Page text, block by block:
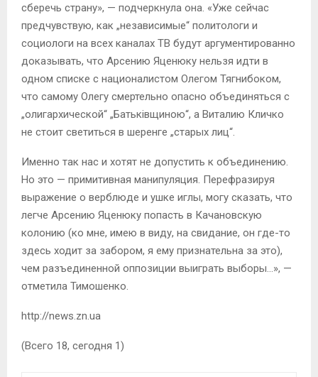
сберечь страну», — подчеркнула она. «Уже сейчас
предчувствую, как „независимые“ политологи и
социологи на всех каналах ТВ будут аргументированно
доказывать, что Арсению Яценюку нельзя идти в
одном списке с националистом Олегом Тягнибоком,
что самому Олегу смертельно опасно объединяться с
„олигархической“ „Батьківщиною“, а Виталию Кличко
не стоит светиться в шеренге „старых лиц“.
Именно так нас и хотят не допустить к объединению.
Но это — примитивная манипуляция. Пе­ре­фразируя
выражение о верблюде и ушке иглы, могу сказать, что
легче Арсению Яценюку попасть в Качановскую
колонию (ко мне, имею в виду, на свидание, он где-то
здесь ходит за забором, я ему признательна за это),
чем разъединенной оппозиции выиграть выборы…», —
отметила Тимошенко.
http://news.zn.ua
(Всего 18, сегодня 1)